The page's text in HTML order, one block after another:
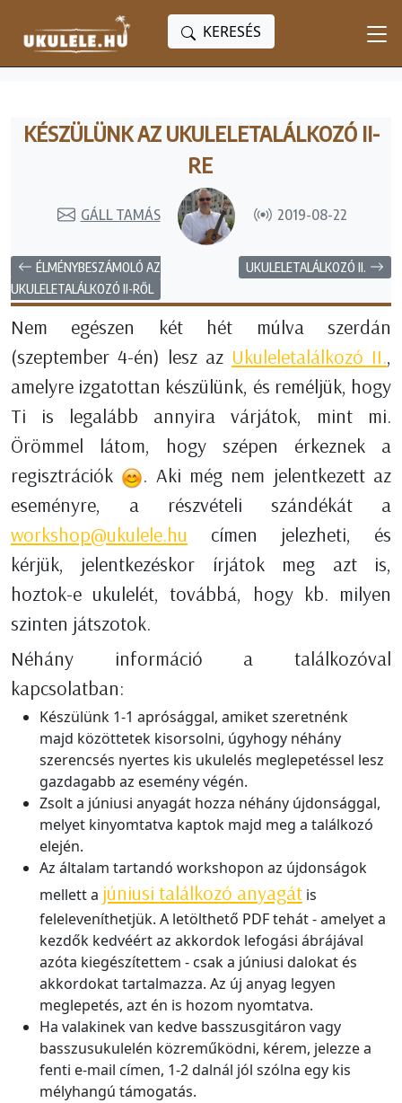
KERESÉS
KÉSZÜLÜNK AZ UKULELETALÁLKOZÓ II-
RE
GÁLL TAMÁS 2019-08-22
ÉLMÉNYBESZÁMOLÓ AZ
UKULELETALÁLKOZÓ II-RŐL
UKULELETALÁLKOZÓ II.
Nem egészen két hét múlva szerdán
(szeptember 4-én) lesz az Ukuleletalálkozó II.,
amelyre izgatottan készülünk, és reméljük, hogy
Ti is legalább annyira várjátok, mint mi.
Örömmel látom, hogy szépen érkeznek a
regisztrációk
. Aki még nem jelentkezett az
eseményre, a részvételi szándékát a
workshop@ukulele.hu címen jelezheti, és
kérjük, jelentkezéskor írjátok meg azt is,
hoztok-e ukulelét, továbbá, hogy kb. milyen
szinten játszotok.
Néhány információ a találkozóval
kapcsolatban:
Készülünk 1-1 aprósággal, amiket szeretnénk
majd közöttetek kisorsolni, úgyhogy néhány
szerencsés nyertes kis ukulelés meglepetéssel lesz
gazdagabb az esemény végén.
Zsolt a júniusi anyagát hozza néhány újdonsággal,
melyet kinyomtatva kaptok majd meg a találkozó
elején.
Az általam tartandó workshopon az újdonságok
mellett a júniusi találkozó anyagát is
feleleveníthetjük. A letölthető PDF tehát - amelyet a
kezdők kedvéért az akkordok lefogási ábrájával
azóta kiegészítettem - csak a júniusi dalokat és
akkordokat tartalmazza. Az új anyag legyen
meglepetés, azt én is hozom nyomtatva.
Ha valakinek van kedve basszusgitáron vagy
basszusukulelén közreműködni, kérem, jelezze a
fenti e-mail címen, 1-2 dalnál jól szólna egy kis
mélyhangú támogatás.